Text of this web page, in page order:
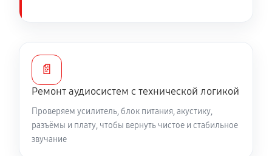
📄
Ремонт аудиосистем с технической логикой
Проверяем усилитель, блок питания, акустику,
разъёмы и плату, чтобы вернуть чистое и стабильное
звучание